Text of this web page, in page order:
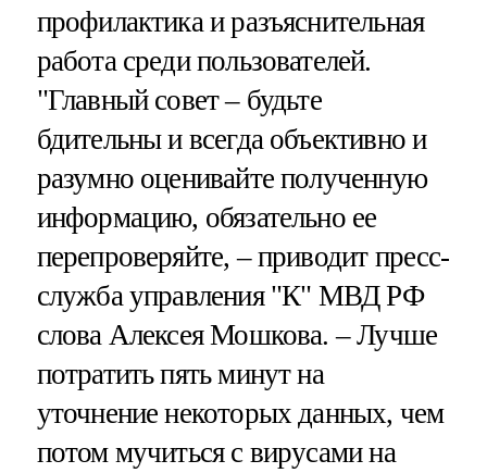
профилактика и разъяснительная
работа среди пользователей.
"Главный совет – будьте
бдительны и всегда объективно и
разумно оценивайте полученную
информацию, обязательно ее
перепроверяйте, – приводит пресс-
служба управления "К" МВД РФ
слова Алексея Мошкова. – Лучше
потратить пять минут на
уточнение некоторых данных, чем
потом мучиться с вирусами на